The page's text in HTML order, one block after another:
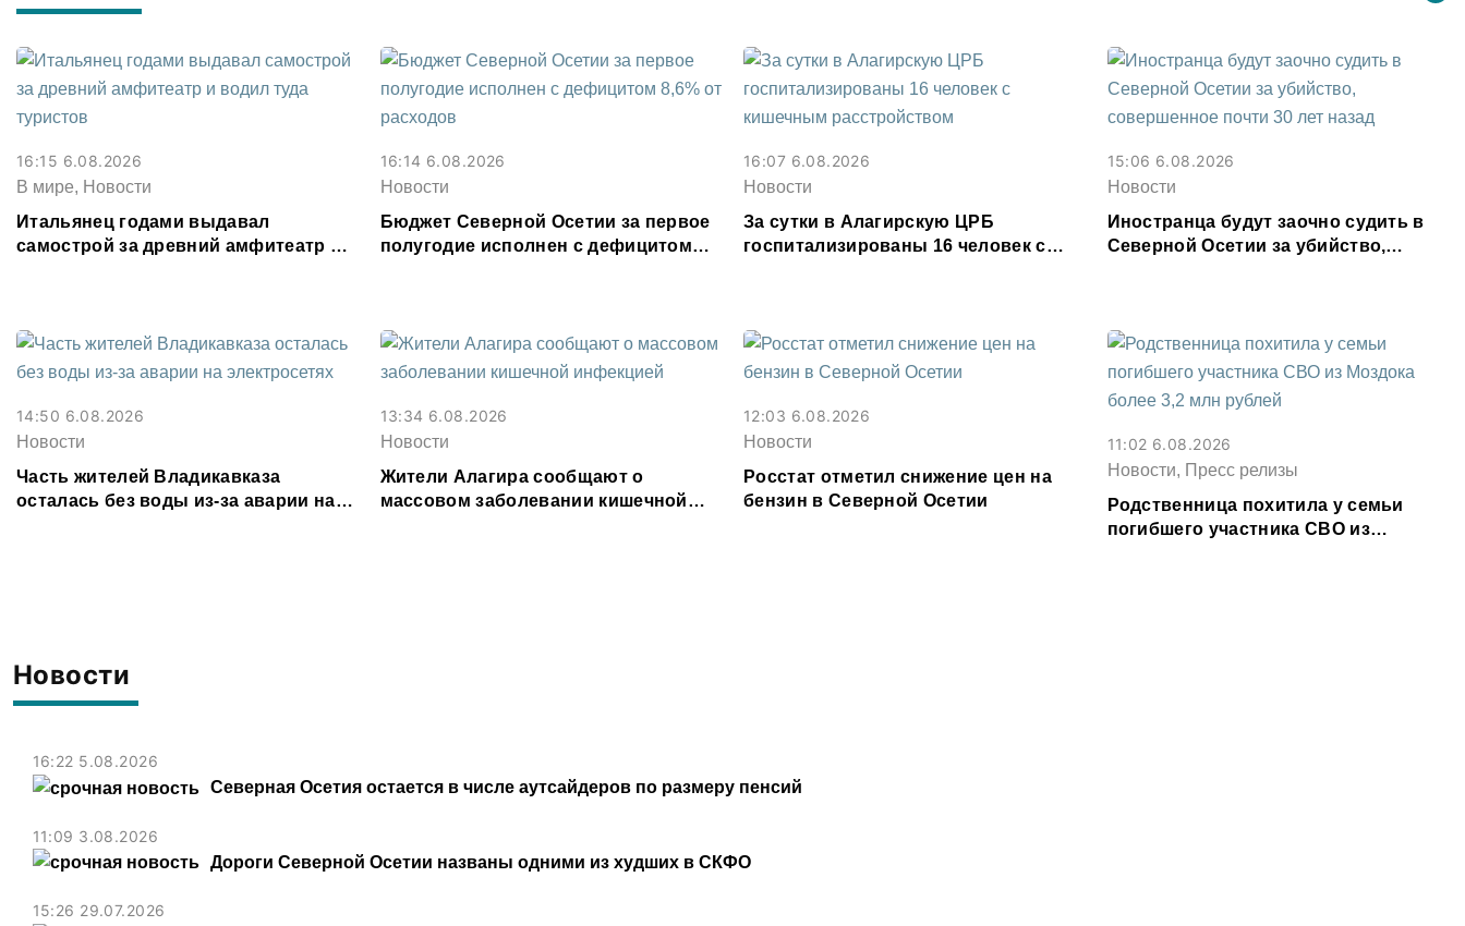
Новости
16:22 5.08.2026
Северная Осетия остается в числе аутсайдеров по размеру пенсий
11:09 3.08.2026
Дороги Северной Осетии названы одними из худших в СКФО
15:26 29.07.2026
16:15 6.08.2026
В мире, Новости
Итальянец годами выдавал
самострой за древний амфитеатр и
16:14 6.08.2026
Новости
Бюджет Северной Осетии за первое
полугодие исполнен с дефицитом
16:07 6.08.2026
Новости
За сутки в Алагирскую ЦРБ
госпитализированы 16 человек с
15:06 6.08.2026
Новости
Иностранца будут заочно судить в
Северной Осетии за убийство,
14:50 6.08.2026
Новости
Часть жителей Владикавказа
осталась без воды из-за аварии на
13:34 6.08.2026
Новости
Жители Алагира сообщают о
массовом заболевании кишечной
12:03 6.08.2026
Новости
Росстат отметил снижение цен на
бензин в Северной Осетии
11:02 6.08.2026
Новости, Пресс релизы
Родственница похитила у семьи
погибшего участника СВО из